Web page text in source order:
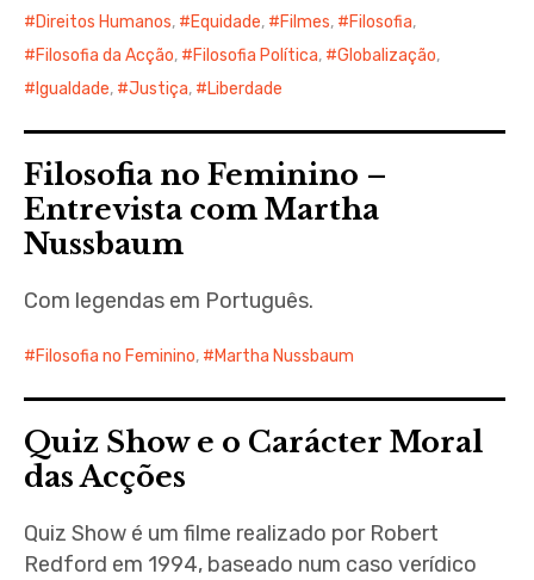
Direitos Humanos, Equidade, Filmes, Filosofia,
Filosofia da Acção, Filosofia Política, Globalização,
Igualdade, Justiça, Liberdade
Filosofia no Feminino –
Entrevista com Martha
Nussbaum
Com legendas em Português.
Filosofia no Feminino, Martha Nussbaum
Quiz Show e o Carácter Moral
das Acções
Quiz Show é um filme realizado por Robert
Redford em 1994, baseado num caso verídico